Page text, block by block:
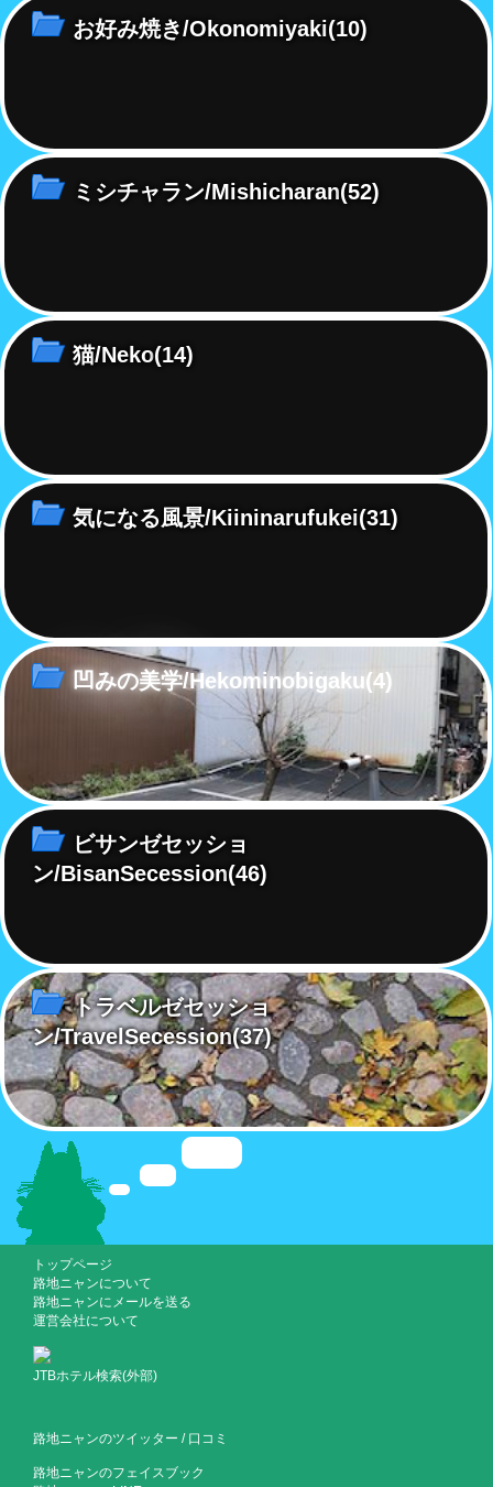
お好み焼き/Okonomiyaki(10)
ミシチャラン/Mishicharan(52)
猫/Neko(14)
気になる風景/Kiininarufukei(31)
凹みの美学/Hekominobigaku(4)
ビサンゼセッショ
ン/BisanSecession(46)
トラベルゼセッショ
ン/TravelSecession(37)
トップページ
路地ニャンについて
路地ニャンにメールを送る
運営会社について
JTBホテル検索(外部)
路地ニャンのツイッター / 口コミ
路地ニャンのフェイスブック